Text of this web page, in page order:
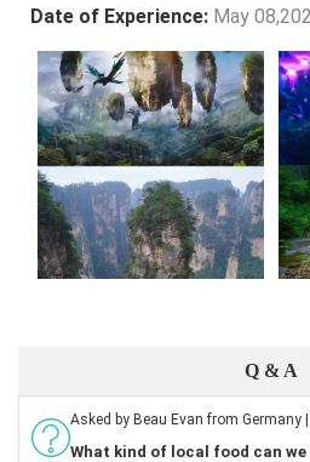
Date of Experience: May
Q & A
Asked by Beau Evan from Germany
What kind of local food can